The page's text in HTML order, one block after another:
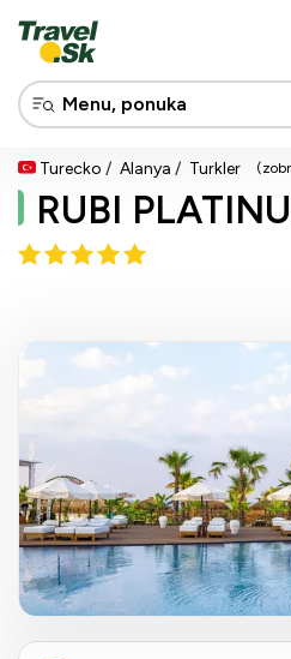
Turecko Alanya Turkler
RUBI